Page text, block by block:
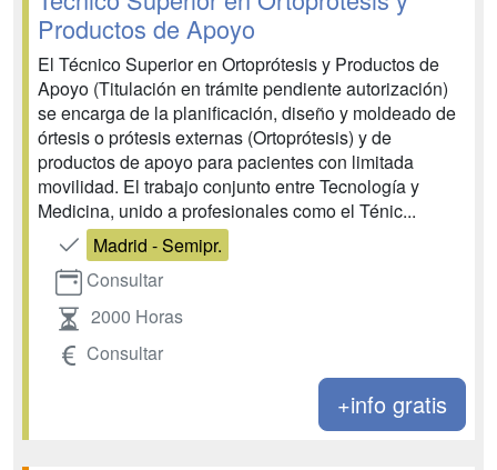
Productos de Apoyo
El Técnico Superior en Ortoprótesis y Productos de
Apoyo (Titulación en trámite pendiente autorización)
se encarga de la planificación, diseño y moldeado de
órtesis o prótesis externas (Ortoprótesis) y de
productos de apoyo para pacientes con limitada
movilidad. El trabajo conjunto entre Tecnología y
Medicina, unido a profesionales como el Ténic...
Madrid - Semipr.
Consultar
2000 Horas
Consultar
+info gratis